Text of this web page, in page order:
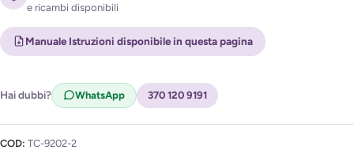
Acconsento al trattamento dei miei dati per ricevere
l'avviso di disponibilità (Privacy Policy)
e ricambi disponibili
Manuale Istruzioni disponibile in questa pagina
Hai dubbi? WhatsApp 370 120 9191
COD: TC-9202-2